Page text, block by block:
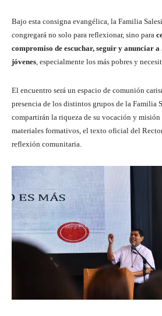
Bajo esta consigna evangélica, la Familia
congregará no solo para reflexionar, sino para
compromiso de escuchar, seguir y anunciar a
jóvenes , especialmente los más pobres y
El encuentro será un espacio de comunión
presencia de los distintos grupos de la Familia
compartirán la riqueza de su vocación y misión
materiales formativos, el texto oficial del
reflexión comunitaria.